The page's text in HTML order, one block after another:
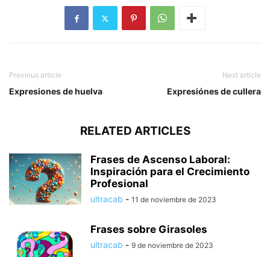
Previous article
Expresiones de huelva
Next article
Expresiónes de cullera
RELATED ARTICLES
Frases de Ascenso Laboral:
Inspiración para el Crecimiento
Profesional
ultracab - 11 de noviembre de 2023
Frases sobre Girasoles
ultracab - 9 de noviembre de 2023